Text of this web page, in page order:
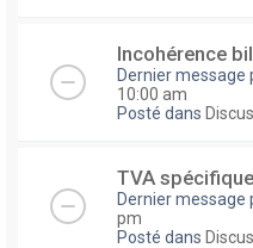
Incohérence
Dernier message
10:00 am
Posté dans
TVA
Dernier message
pm
Posté dans